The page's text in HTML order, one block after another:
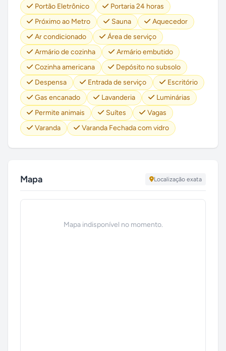
Portão Eletrônico
Portaria 24 horas
Próximo ao Metro
Sauna
Aquecedor
Ar condicionado
Área de serviço
Armário de cozinha
Armário embutido
Cozinha americana
Depósito no subsolo
Despensa
Entrada de serviço
Escritório
Gas encanado
Lavanderia
Luminárias
Permite animais
Suítes
Vagas
Varanda
Varanda Fechada com vidro
Mapa Localização exata
Mapa indisponível no momento.